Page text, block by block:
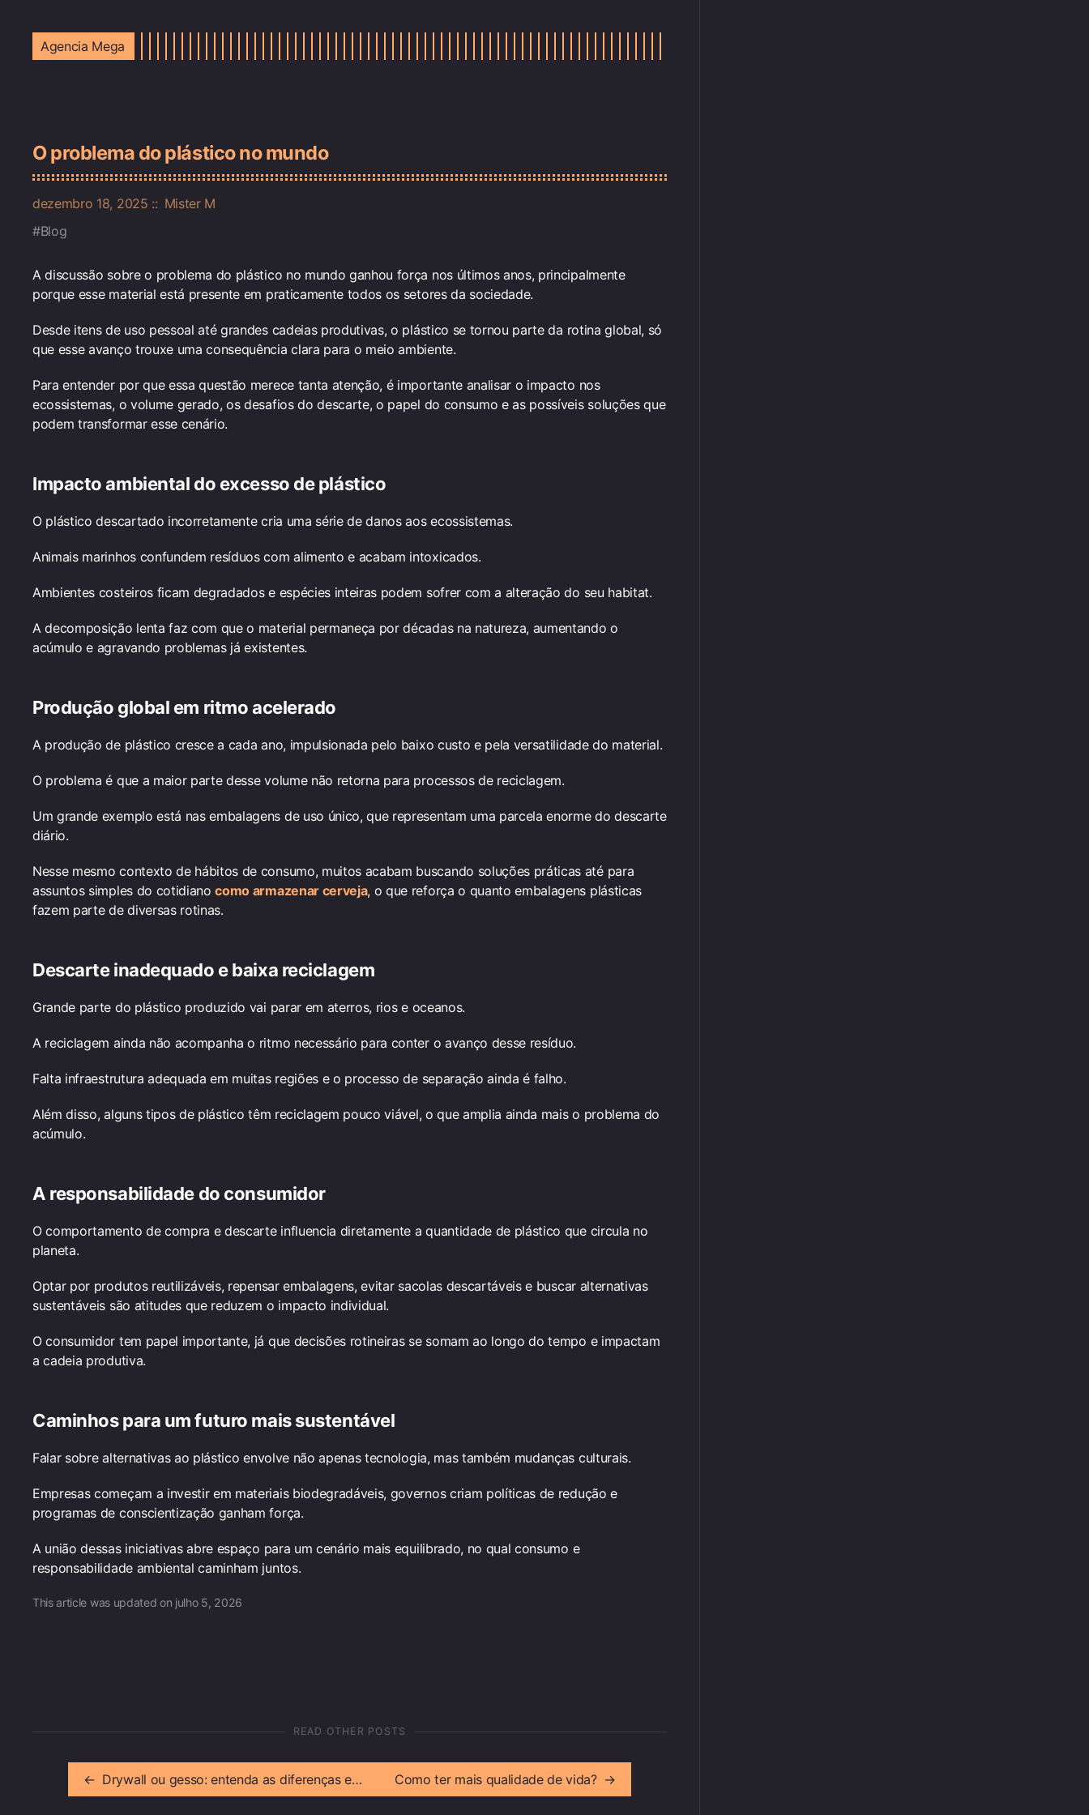
Agencia Mega
O problema do plástico no mundo
dezembro 18, 2025
Mister M
Blog
A discussão sobre o problema do plástico no mundo ganhou força nos últimos anos, principalmente
porque esse material está presente em praticamente todos os setores da sociedade.
Desde itens de uso pessoal até grandes cadeias produtivas, o plástico se tornou parte da rotina global, só
que esse avanço trouxe uma consequência clara para o meio ambiente.
Para entender por que essa questão merece tanta atenção, é importante analisar o impacto nos
ecossistemas, o volume gerado, os desafios do descarte, o papel do consumo e as possíveis soluções que
podem transformar esse cenário.
Impacto ambiental do excesso de plástico
O plástico descartado incorretamente cria uma série de danos aos ecossistemas.
Animais marinhos confundem resíduos com alimento e acabam intoxicados.
Ambientes costeiros ficam degradados e espécies inteiras podem sofrer com a alteração do seu habitat.
A decomposição lenta faz com que o material permaneça por décadas na natureza, aumentando o
acúmulo e agravando problemas já existentes.
Produção global em ritmo acelerado
A produção de plástico cresce a cada ano, impulsionada pelo baixo custo e pela versatilidade do material.
O problema é que a maior parte desse volume não retorna para processos de reciclagem.
Um grande exemplo está nas embalagens de uso único, que representam uma parcela enorme do descarte
diário.
Nesse mesmo contexto de hábitos de consumo, muitos acabam buscando soluções práticas até para
assuntos simples do cotidianocomo armazenar cerveja, o que reforça o quanto embalagens plásticas
fazem parte de diversas rotinas.
Descarte inadequado e baixa reciclagem
Grande parte do plástico produzido vai parar em aterros, rios e oceanos.
A reciclagem ainda não acompanha o ritmo necessário para conter o avanço desse resíduo.
Falta infraestrutura adequada em muitas regiões e o processo de separação ainda é falho.
Além disso, alguns tipos de plástico têm reciclagem pouco viável, o que amplia ainda mais o problema do
acúmulo.
A responsabilidade do consumidor
O comportamento de compra e descarte influencia diretamente a quantidade de plástico que circula no
planeta.
Optar por produtos reutilizáveis, repensar embalagens, evitar sacolas descartáveis e buscar alternativas
sustentáveis são atitudes que reduzem o impacto individual.
O consumidor tem papel importante, já que decisões rotineiras se somam ao longo do tempo e impactam
a cadeia produtiva.
Caminhos para um futuro mais sustentável
Falar sobre alternativas ao plástico envolve não apenas tecnologia, mas também mudanças culturais.
Empresas começam a investir em materiais biodegradáveis, governos criam políticas de redução e
programas de conscientização ganham força.
A união dessas iniciativas abre espaço para um cenário mais equilibrado, no qual consumo e
responsabilidade ambiental caminham juntos.
This article was updated on julho 5, 2026
READ OTHER POSTS
← Drywall ou gesso: entenda as diferenças e escolha a melhor opção Como ter mais qualidade de vida? →